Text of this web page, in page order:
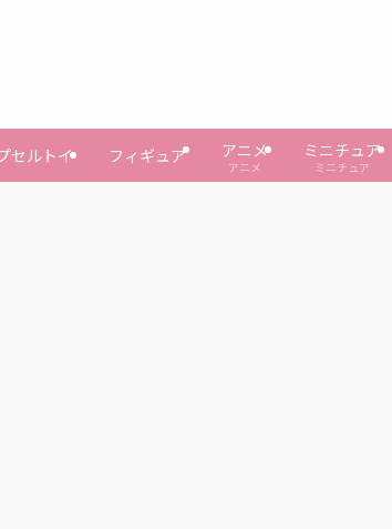
セルトイ フィギュア アニメ
アニメ
ミニチュア
ミニチュア